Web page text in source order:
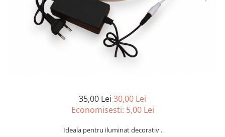
Lampi emergente
Lustre
Spoturi led pe sina
Prelungitoare/Derulatoare
Prize
Starter/Droser
35,00 Lei30,00 Lei
Economisesti: 5,00 Lei
Ideala pentru iluminat decorativ .